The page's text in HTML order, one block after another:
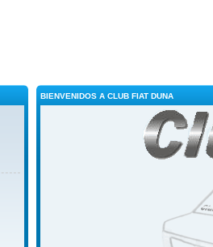
BIENVENIDOS A CLUB FIAT DUNA